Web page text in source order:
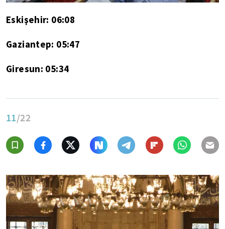
Eskişehir: 06:08
Gaziantep: 05:47
Giresun: 05:34
11/22